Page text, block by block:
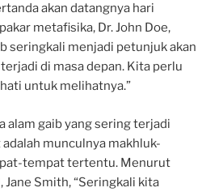
akan datangnya hari
metafisika, Dr. John Doe,
seringkali menjadi petunjuk akan
di masa depan. Kita perlu
untuk melihatnya.”
alam gaib yang sering terjadi
munculnya makhluk-
tempat tertentu. Menurut
Smith, “Seringkali kita